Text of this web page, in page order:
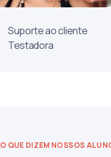
Suporte ao cliente
Testadora
O QUE DIZEM NOSSOS